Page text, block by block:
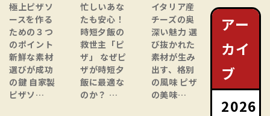
極上ピザソ
ースを作る
ための３つ
のポイント
新鮮な素材
選びが成功
の鍵 自家製
ピザソ…
忙しいあな
たも安心！
時短夕飯の
救世主「ピ
ザ」 なぜピ
ザが時短夕
飯に最適な
のか？ …
イタリア産
チーズの奥
深い魅力 選
び抜かれた
素材が生み
出す、格別
の風味 ピザ
の美味…
アー
カイ
ブ
2026